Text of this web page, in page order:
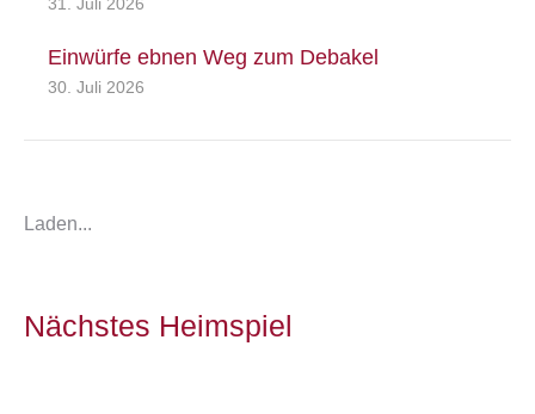
Einwürfe ebnen Weg zum Debakel
30. Juli 2026
Laden...
Nächstes Heimspiel